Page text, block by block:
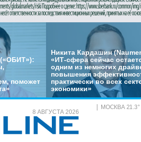
поможет
Никита Кардашин
«ИТ-сфера сейчас
одним из немногих
повышения
практически во всех
экономики»
8 АВГУСТА 2026
МОСКВА 21.3°